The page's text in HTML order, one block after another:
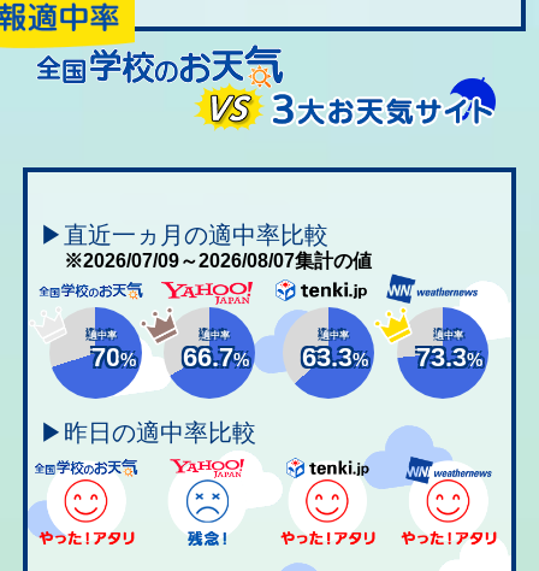
▶直近一ヵ月の適中率比較
※2026/07/09～2026/08/07集計の値
適中率
70%
適中率
66.7%
適中率
63.3%
適中率
73.3%
▶昨日の適中率比較